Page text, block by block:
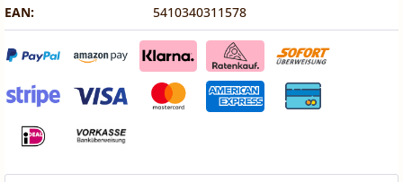
EAN:
5410340311578